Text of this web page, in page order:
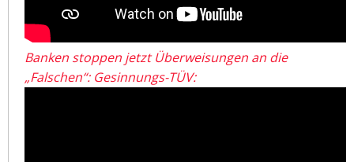
Banken stoppen jetzt Überweisungen an die
„Falschen“: Gesinnungs-TÜV: